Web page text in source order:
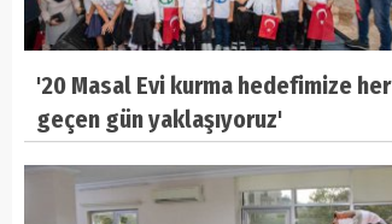
'20 Masal Evi kurma hedefimize her
geçen gün yaklaşıyoruz'